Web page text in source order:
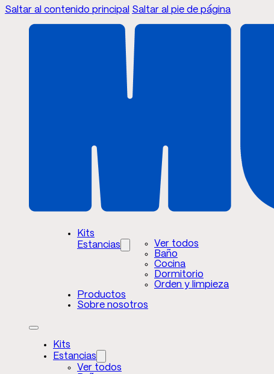
Saltar al contenido principal Saltar al pie de página
Kits
Estancias
Ver todos
Baño
Cocina
Dormitorio
Orden y limpieza
Productos
Sobre nosotros
Kits
Estancias
Ver todos